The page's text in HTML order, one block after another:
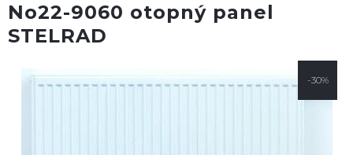
No22-9060 otopný panel
STELRAD
-30%